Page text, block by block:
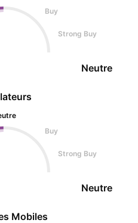
Buy
Strong Buy
Neutre
Buy
Strong Buy
Neutre
Mobiles